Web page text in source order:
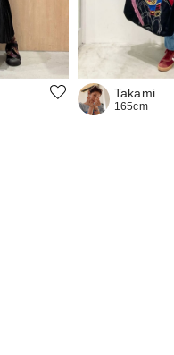
Takami
165cm